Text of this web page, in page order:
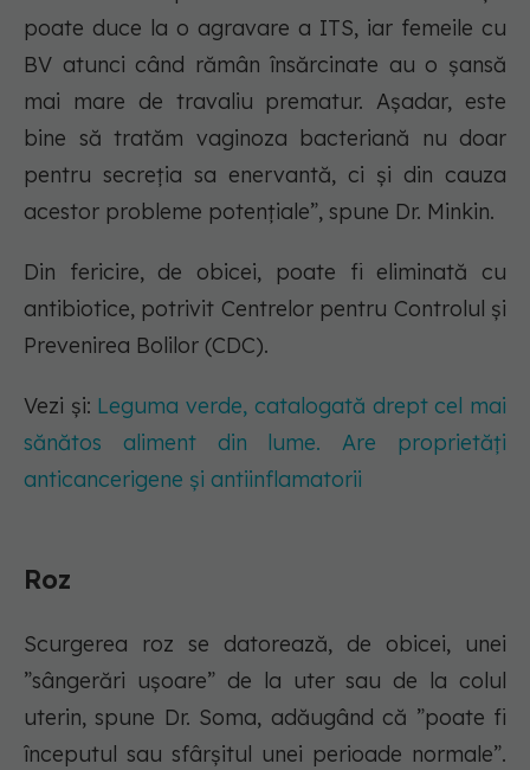
poate duce la o agravare a ITS, iar femeile cu
BV atunci când rămân însărcinate au o șansă
mai mare de travaliu prematur. Așadar, este
bine să tratăm vaginoza bacteriană nu doar
pentru secreția sa enervantă, ci și din cauza
acestor probleme potențiale”, spune Dr. Minkin.
Din fericire, de obicei, poate fi eliminată cu
antibiotice, potrivit Centrelor pentru Controlul și
Prevenirea Bolilor (CDC).
Vezi și: Leguma verde, catalogată drept cel mai
sănătos aliment din lume. Are proprietăți
anticancerigene și antiinflamatorii
Roz
Scurgerea roz se datorează, de obicei, unei
”sângerări ușoare” de la uter sau de la colul
uterin, spune Dr. Soma, adăugând că ”poate fi
începutul sau sfârșitul unei perioade normale”.